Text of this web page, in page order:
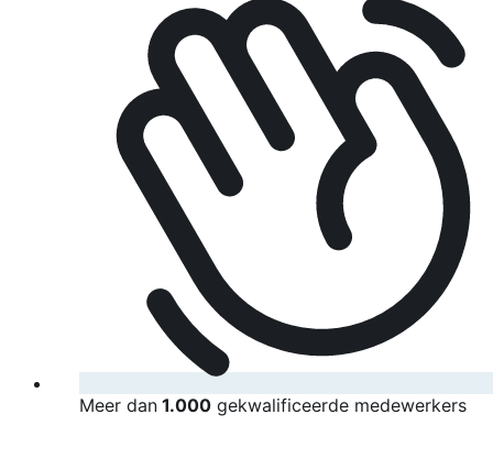
Meer dan 1.000 gekwalificeerde medewerkers